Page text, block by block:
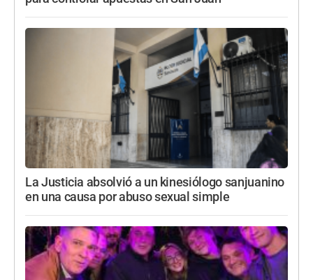
La Justicia absolvió a un kinesiólogo sanjuanino
en una causa por abuso sexual simple